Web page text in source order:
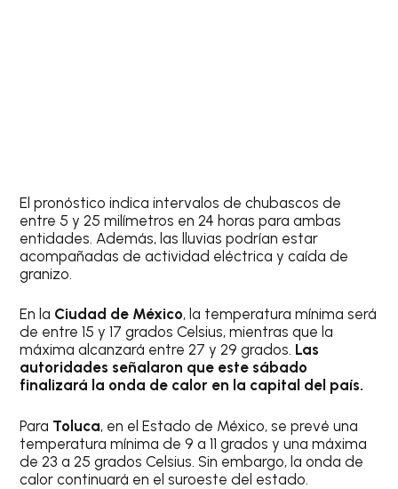
El pronóstico indica intervalos de chubascos de
entre 5 y 25 milímetros en 24 horas para ambas
entidades. Además, las lluvias podrían estar
acompañadas de actividad eléctrica y caída de
granizo.
En la Ciudad de México, la temperatura mínima será
de entre 15 y 17 grados Celsius, mientras que la
máxima alcanzará entre 27 y 29 grados. Las
autoridades señalaron que este sábado
finalizará la onda de calor en la capital del país.
Para Toluca, en el Estado de México, se prevé una
temperatura mínima de 9 a 11 grados y una máxima
de 23 a 25 grados Celsius. Sin embargo, la onda de
calor continuará en el suroeste del estado.